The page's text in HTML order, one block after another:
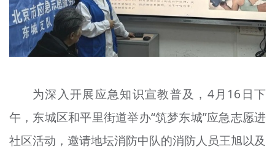
北京宣传文化引导基金
宣传思想文化人才
资料库
+
为深入开展应急知识宣教普及，4月16日下
午，东城区和平里街道举办“筑梦东城”应急志愿进
社区活动，邀请地坛消防中队的消防人员王旭以及